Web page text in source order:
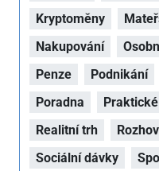
Kryptoměny
Nakupování
Penze
Podnikání
Poradna
Realitní trh
Sociální dávky